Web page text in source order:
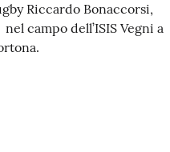
Riccardo Bonaccorsi,
campo dell’ISIS Vegni a